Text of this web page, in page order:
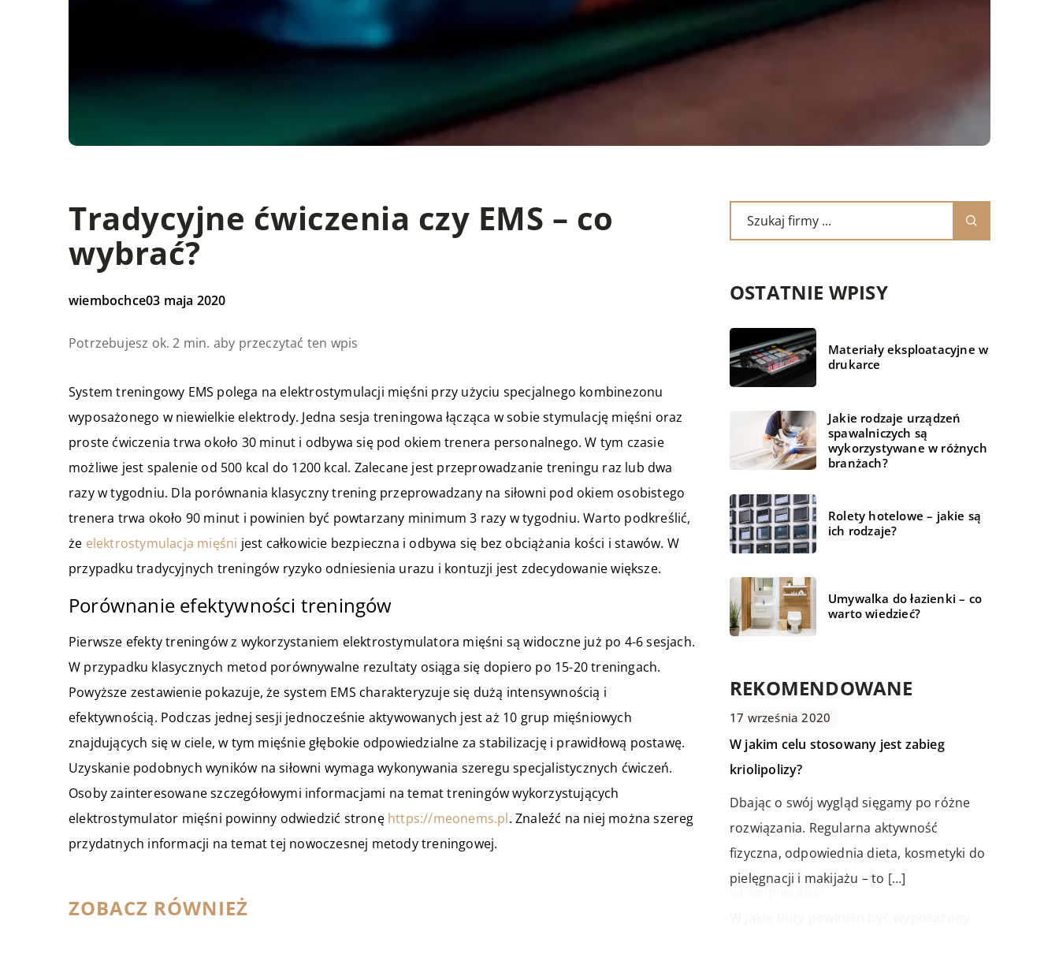
Tradycyjne ćwiczenia czy EMS – co
wybrać?
wiembochce03 maja 2020
Potrzebujesz ok. 2 min. aby przeczytać ten wpis
System treningowy EMS polega na elektrostymulacji mięśni przy użyciu specjalnego kombinezonu
wyposażonego w niewielkie elektrody. Jedna sesja treningowa łącząca w sobie stymulację mięśni oraz
proste ćwiczenia trwa około 30 minut i odbywa się pod okiem trenera personalnego. W tym czasie
możliwe jest spalenie od 500 kcal do 1200 kcal. Zalecane jest przeprowadzanie treningu raz lub dwa
razy w tygodniu. Dla porównania klasyczny trening przeprowadzany na siłowni pod okiem osobistego
trenera trwa około 90 minut i powinien być powtarzany minimum 3 razy w tygodniu. Warto podkreślić,
że elektrostymulacja mięśni jest całkowicie bezpieczna i odbywa się bez obciążania kości i stawów. W
przypadku tradycyjnych treningów ryzyko odniesienia urazu i kontuzji jest zdecydowanie większe.
Porównanie efektywności treningów
Pierwsze efekty treningów z wykorzystaniem elektrostymulatora mięśni są widoczne już po 4-6 sesjach.
W przypadku klasycznych metod porównywalne rezultaty osiąga się dopiero po 15-20 treningach.
Powyższe zestawienie pokazuje, że system EMS charakteryzuje się dużą intensywnością i
efektywnością. Podczas jednej sesji jednocześnie aktywowanych jest aż 10 grup mięśniowych
znajdujących się w ciele, w tym mięśnie głębokie odpowiedzialne za stabilizację i prawidłową postawę.
Uzyskanie podobnych wyników na siłowni wymaga wykonywania szeregu specjalistycznych ćwiczeń.
Osoby zainteresowane szczegółowymi informacjami na temat treningów wykorzystujących
elektrostymulator mięśni powinny odwiedzić stronę https://meonems.pl. Znaleźć na niej można szereg
przydatnych informacji na temat tej nowoczesnej metody treningowej.
ZOBACZ RÓWNIEŻ
OSTATNIE WPISY
Materiały eksploatacyjne w
drukarce
Jakie rodzaje urządzeń
spawalniczych są
wykorzystywane w różnych
branżach?
Rolety hotelowe – jakie są
ich rodzaje?
Umywalka do łazienki – co
warto wiedzieć?
REKOMENDOWANE
ŻYCIE I STYL
22 października 2018
FORMA I ZDROWIE
17 września 2020
W jakim celu stosowany jest zabieg
kriolipolizy?
Dbając o swój wygląd sięgamy po różne
rozwiązania. Regularna aktywność
fizyczna, odpowiednia dieta, kosmetyki do
pielęgnacji i makijażu – to […]
HOBBY I SPORT
03 sierpnia 2021